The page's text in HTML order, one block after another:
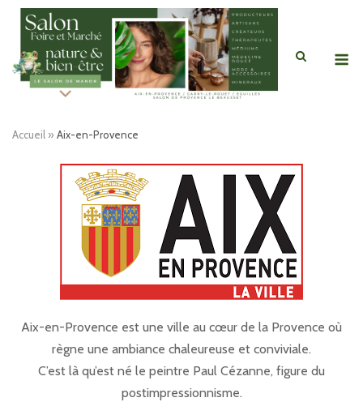
Skip
content
Accueil » Aix-en-Provence
Aix-en-Provence est une ville au cœur de la Provence où
règne une ambiance chaleureuse et conviviale.
C’est là qu’est né le peintre Paul Cézanne, figure du
postimpressionnisme.